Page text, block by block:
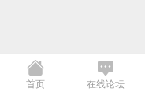
首页 在线论坛